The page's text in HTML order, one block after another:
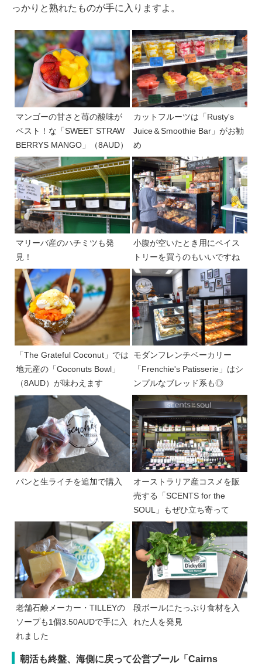
っかりと熟れたものが手に入りますよ。
マンゴーの甘さと苺の酸味が
ベスト！な「SWEET STRAW
BERRYS MANGO」（8AUD）
カットフルーツは「Rusty's
Juice＆Smoothie Bar」がお勧
め
マリーバ産のハチミツも発
見！
小腹が空いたとき用にペイス
トリーを買うのもいいですね
「The Grateful Coconut」では
地元産の「Coconuts Bowl」
（8AUD）が味わえます
モダンフレンチベーカリー
「Frenchie's Patisserie」はシ
ンプルなブレッド系も◎
パンと生ライチを追加で購入
オーストラリア産コスメを販
売する「SCENTS for the
SOUL」もぜひ立ち寄って
老舗石鹸メーカー・TILLEYの
ソープも1個3.50AUDで手に入
れました
段ボールにたっぷり食材を入
れた人を発見
朝活も終盤、海側に戻って公営プール「Cairns